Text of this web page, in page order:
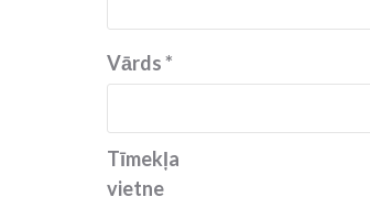
Vārds*
Tīmekļa
vietne